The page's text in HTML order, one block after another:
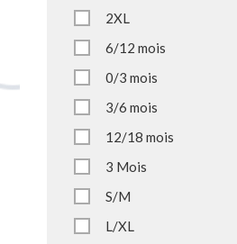
2XL
6/12 mois
0/3 mois
3/6 mois
12/18 mois
3 Mois
S/M
L/XL